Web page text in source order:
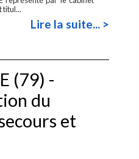
titul...
Lire la suite... >
(79) -
du
et